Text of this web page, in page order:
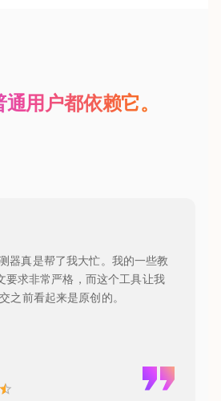
用户都依赖它。
器真是帮了我大忙。我的一些教
要求非常严格，而这个工具让我
之前看起来是原创的。